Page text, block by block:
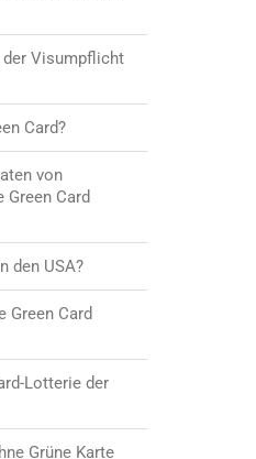
der Visumpflicht
Card?
von
Card
den USA?
Green Card
Lotterie der
Grüne Karte